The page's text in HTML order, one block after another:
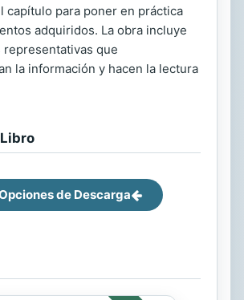
capítulo para poner en práctica
adquiridos. La obra incluye
que
la información y hacen la lectura
de Descarga